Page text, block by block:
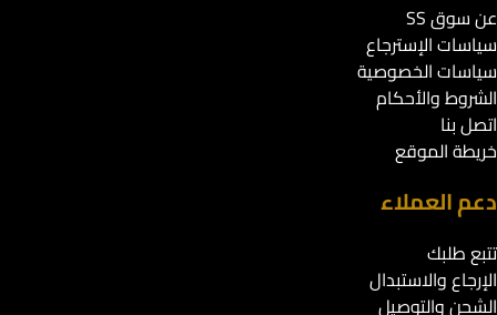
عن سوق SS
سياسات الإسترجاع
سياسات الخصوصية
الشروط والأحكام
اتصل بنا
خريطة الموقع
دعم العملاء
تتبع طلبك
الإرجاع والاستبدال
الشحن والتوصيل